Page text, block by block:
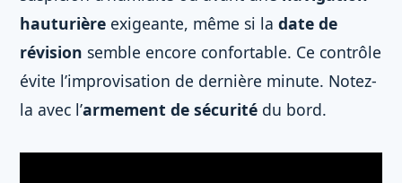
hauturière exigeante, même si la date de
révision semble encore confortable. Ce contrôle
évite l’improvisation de dernière minute. Notez-
la avec l’armement de sécurité du bord.